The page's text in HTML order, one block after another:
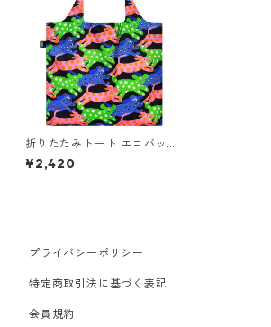
折りたたみトート エコバッグ
撥水加工 LOQI Recycled Bag
ローキー 大きめ トートバッグ
¥2,420
プライバシーポリシー
特定商取引法に基づく表記
会員規約